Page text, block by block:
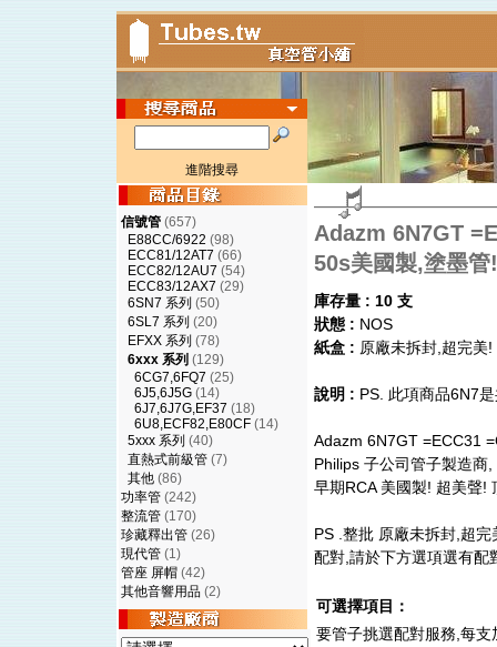
進階搜尋
信號管 (657)
E88CC/6922 (98)
ECC81/12AT7 (66)
ECC82/12AU7 (54)
ECC83/12AX7 (29)
6SN7 系列 (50)
6SL7 系列 (20)
EFXX 系列 (78)
6xxx 系列 (129)
6CG7,6FQ7 (25)
6J5,6J5G (14)
6J7,6J7G,EF37 (18)
6U8,ECF82,E80CF (14)
5xxx 系列 (40)
直熱式前級管 (7)
其他 (86)
功率管 (242)
整流管 (170)
珍藏釋出管 (26)
現代管 (1)
管座 屏帽 (42)
其他音響用品 (2)
Adazm 6N7GT
50s美國製,塗墨
庫存量 : 10 支
狀態 : NOS
紙盒 : 原廠未拆封,超完美!
說明 : PS. 此項商品6N7
Adazm 6N7GT =ECC31
Philips 子公司管子製造商
早期RCA 美國製! 超美聲!
PS .整批 原廠未拆封,超
配對,請於下方選項選有配
可選擇項目：
要管子挑選配對服務,每支